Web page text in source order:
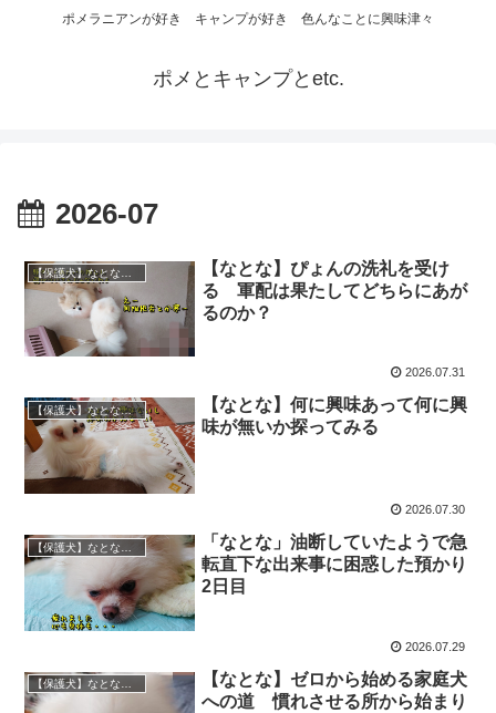
ポメラニアンが好き キャンプが好き 色んなことに興味津々
ポメとキャンプとetc.
2026-07
【なとな】ぴょんの洗礼を受け
る 軍配は果たしてどちらにあが
るのか？
2026.07.31
【保護犬】なとな（ポメラニアン）♀
【なとな】何に興味あって何に興
味が無いか探ってみる
2026.07.30
「なとな」油断していたようで急
転直下な出来事に困惑した預かり
2日目
2026.07.29
【保護犬】なとな（ポメラニアン）♀
【なとな】ゼロから始める家庭犬
への道 慣れさせる所から始まり